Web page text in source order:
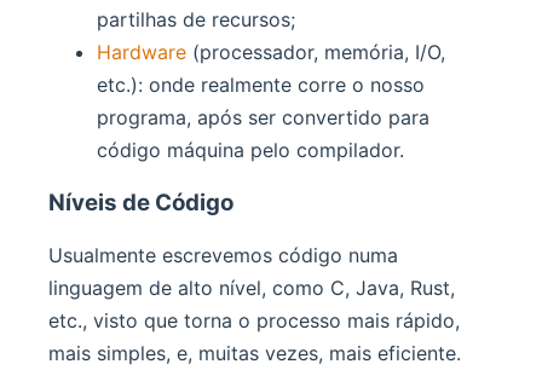
partilhas de recursos;
Hardware (processador, memória, I/O,
etc.): onde realmente corre o nosso
programa, após ser convertido para
código máquina pelo compilador.
Níveis de Código
Usualmente escrevemos código numa
linguagem de alto nível, como C, Java, Rust,
etc., visto que torna o processo mais rápido,
mais simples, e, muitas vezes, mais eficiente.